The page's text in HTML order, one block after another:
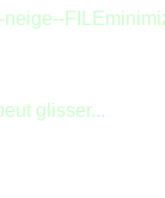
glisser...